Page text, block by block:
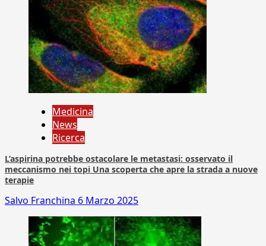
Medicina
News
Ricerca
L’aspirina potrebbe ostacolare le metastasi: osservato il
meccanismo nei topi Una scoperta che apre la strada a nuove
terapie
Salvo Franchina 6 Marzo 2025